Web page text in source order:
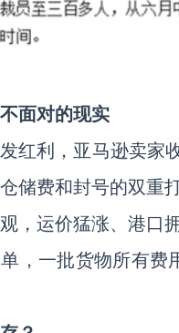
面对的现实
红利，亚马逊卖家
储费和封号的双重
，运价猛涨、港口
，一批货物所有